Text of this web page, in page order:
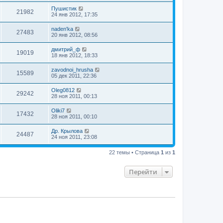
21982
Пушистик
24 янв 2012, 17:35
27483
naden'ka
20 янв 2012, 08:56
19019
дмитрий_ф
18 янв 2012, 18:33
15589
zavodnoi_hrusha
05 дек 2011, 22:36
29242
Oleg0812
28 ноя 2011, 00:13
17432
Oliki7
28 ноя 2011, 00:10
24487
Др. Крылова
24 ноя 2011, 23:08
22 темы • Страница 1 из 1
Перейти